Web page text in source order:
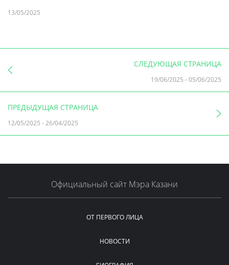
13/05/2025
СЛЕДУЮЩАЯ СТРАНИЦА
19/06/2025 -05/06/2025
ПРЕДЫДУЩАЯ СТРАНИЦА
12/05/2025 -26/04/2025
Официальный сайт Мэра Казани
ОТ ПЕРВОГО ЛИЦА
НОВОСТИ